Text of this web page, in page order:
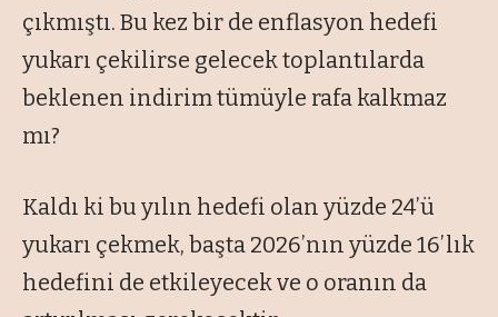
çıkmıştı. Bu kez bir de enflasyon hedefi
yukarı çekilirse gelecek toplantılarda
beklenen indirim tümüyle rafa kalkmaz
mı?
Kaldı ki bu yılın hedefi olan yüzde 24’ü
yukarı çekmek, başta 2026’nın yüzde 16’lık
hedefini de etkileyecek ve o oranın da